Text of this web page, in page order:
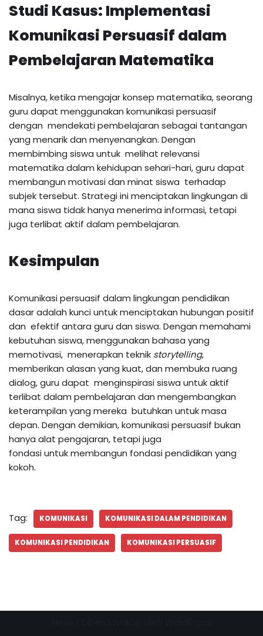
Studi Kasus: Implementasi
Komunikasi Persuasif dalam
Pembelajaran Matematika
Misalnya, ketika mengajar konsep matematika, seorang
guru dapat menggunakan komunikasi persuasif
dengan mendekati pembelajaran sebagai tantangan
yang menarik dan menyenangkan. Dengan
membimbing siswa untuk melihat relevansi
matematika dalam kehidupan sehari-hari, guru dapat
membangun motivasi dan minat siswa terhadap
subjek tersebut. Strategi ini menciptakan lingkungan di
mana siswa tidak hanya menerima informasi, tetapi
juga terlibat aktif dalam pembelajaran.
Kesimpulan
Komunikasi persuasif dalam lingkungan pendidikan
dasar adalah kunci untuk menciptakan hubungan positif
dan efektif antara guru dan siswa. Dengan memahami
kebutuhan siswa, menggunakan bahasa yang
memotivasi, menerapkan teknik storytelling,
memberikan alasan yang kuat, dan membuka ruang
dialog, guru dapat menginspirasi siswa untuk aktif
terlibat dalam pembelajaran dan mengembangkan
keterampilan yang mereka butuhkan untuk masa
depan. Dengan demikian, komunikasi persuasif bukan
hanya alat pengajaran, tetapi juga
fondasi untuk membangun fondasi pendidikan yang
kokoh.
Tag: KOMUNIKASI KOMUNIKASI DALAM PENDIDIKAN
KOMUNIKASI PENDIDIKAN KOMUNIKASI PERSUASIF